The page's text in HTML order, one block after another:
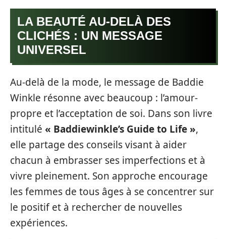
LA BEAUTÉ AU-DELÀ DES
CLICHÉS : UN MESSAGE
UNIVERSEL
Au-delà de la mode, le message de Baddie
Winkle résonne avec beaucoup : l’amour-
propre et l’acceptation de soi. Dans son livre
intitulé « Baddiewinkle’s Guide to Life »,
elle partage des conseils visant à aider
chacun à embrasser ses imperfections et à
vivre pleinement. Son approche encourage
les femmes de tous âges à se concentrer sur
le positif et à rechercher de nouvelles
expériences.